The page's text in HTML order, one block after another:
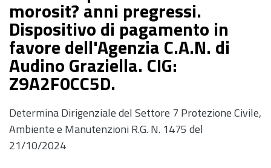
morosit? anni pregressi.
Dispositivo di pagamento in
favore dell'Agenzia C.A.N. di
Audino Graziella. CIG:
Z9A2F0CC5D.
Determina Dirigenziale del Settore 7 Protezione Civile,
Ambiente e Manutenzioni R.G. N. 1475 del
21/10/2024